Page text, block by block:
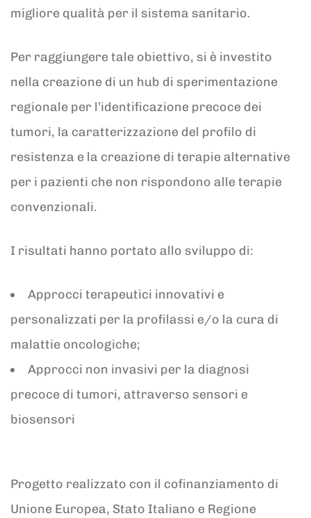
migliore qualità per il sistema sanitario.
Per raggiungere tale obiettivo, si è investito
nella creazione di un hub di sperimentazione
regionale per l’identificazione precoce dei
tumori, la caratterizzazione del profilo di
resistenza e la creazione di terapie alternative
per i pazienti che non rispondono alle terapie
convenzionali.
I risultati hanno portato allo sviluppo di:
Approcci terapeutici innovativi e
personalizzati per la profilassi e/o la cura di
malattie oncologiche;
Approcci non invasivi per la diagnosi
precoce di tumori, attraverso sensori e
biosensori
Progetto realizzato con il cofinanziamento di
Unione Europea, Stato Italiano e Regione